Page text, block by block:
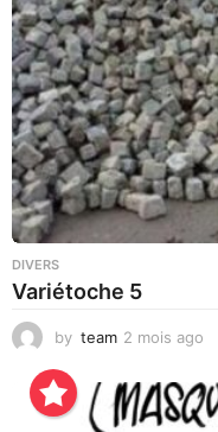
DIVERS
Variétoche 5
by team 2 mois ago
e
m
a